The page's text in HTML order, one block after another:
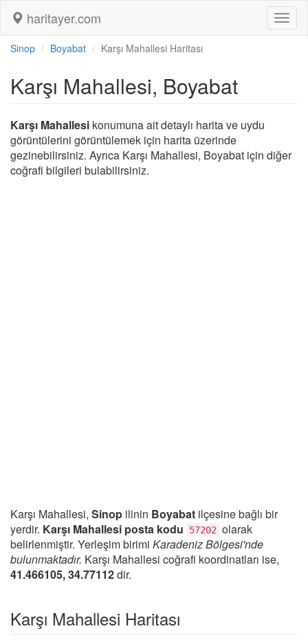
haritayer.com
Sinop Boyabat Karşı Mahallesi Haritası
Karşı Mahallesi, Boyabat
Karşı Mahallesi konumuna ait detaylı harita ve uydu
görüntülerini görüntülemek için harita üzerinde
gezinebilirsiniz. Ayrıca Karşı Mahallesi, Boyabat için diğer
coğrafi bilgileri bulabilirsiniz.
Karşı Mahallesi, Sinop ilinin Boyabat ilçesine bağlı bir
yerdir. Karşı Mahallesi posta kodu 57202 olarak
belirlenmiştir. Yerleşim birimi Karadeniz Bölgesi'nde
bulunmaktadır. Karşı Mahallesi coğrafi koordinatları ise,
41.466105, 34.77112dir.
Karşı Mahallesi Haritası